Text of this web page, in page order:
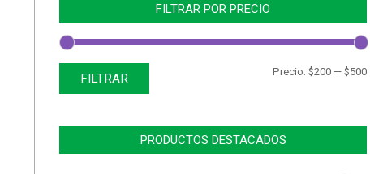
FILTRAR POR PRECIO
FILTRAR Precio:$200 —$500
PRODUCTOS DESTACADOS